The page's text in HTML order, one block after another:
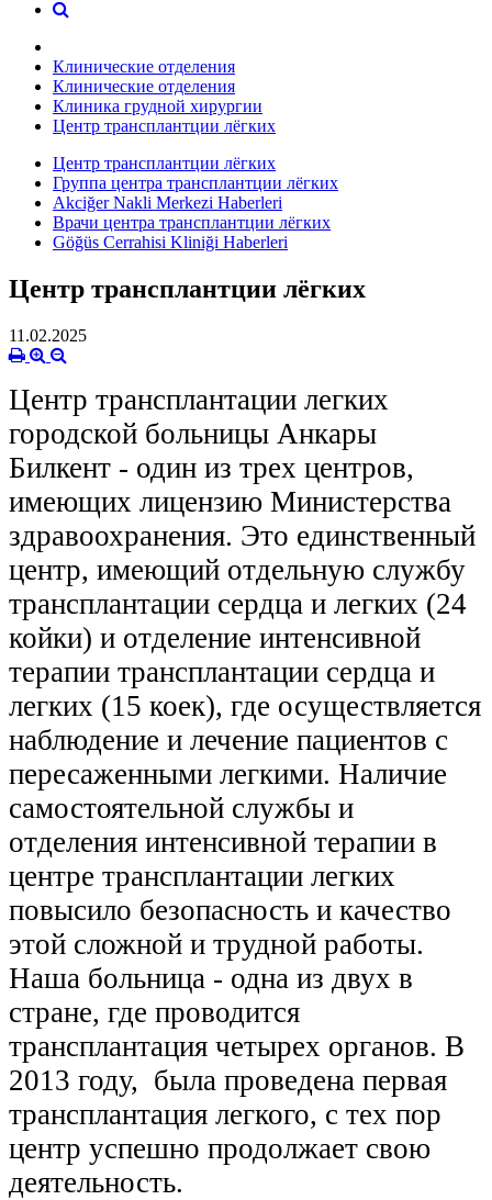
Клинические отделения
Клинические отделения
Клиника грудной хирургии
Центр трансплантции лёгких
Центр трансплантции лёгких
Группа центра трансплантции лёгких
Akciğer Nakli Merkezi Haberleri
Врачи центра трансплантции лёгких
Göğüs Cerrahisi Kliniği Haberleri
Центр трансплантции лёгких
11.02.2025
Центр трансплантации легких
городской больницы Анкары
Билкент - один из трех центров,
имеющих лицензию Министерства
здравоохранения. Это единственный
центр, имеющий отдельную службу
трансплантации сердца и легких (24
койки) и отделение интенсивной
терапии трансплантации сердца и
легких (15 коек), где осуществляется
наблюдение и лечение пациентов с
пересаженными легкими. Наличие
самостоятельной службы и
отделения интенсивной терапии в
центре трансплантации легких
повысило безопасность и качество
этой сложной и трудной работы.
Наша больница - одна из двух в
стране, где проводится
трансплантация четырех органов. В
2013 году, была проведена первая
трансплантация легкого, с тех пор
центр успешно продолжает свою
деятельность.